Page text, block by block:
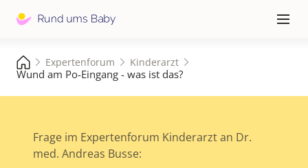
≡
Expertenforum Kinderarzt
Wund am Po-Eingang - was ist das?
Frage im Expertenforum Kinderarzt an Dr.
med. Andreas Busse: